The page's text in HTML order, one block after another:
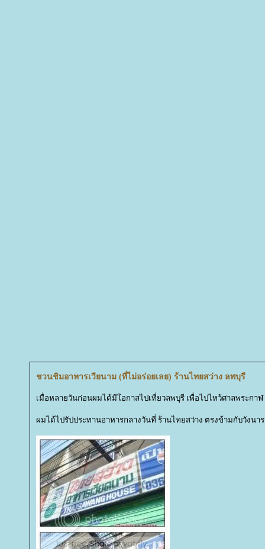
ชวนชิมอาหารเวียนาม (ที่ไม่อร่อยเลย) ร้านไทยสว่าง ลพบุรี
เมื่อหลายวันก่อนผมได้มีโอกาสไปเที่ยวลพบุรี เพื่อไปไหว้ศาลพระกาฬ
ผมได้ไปรัปประทานอาหารกลางวันที่ ร้านไทยสว่าง ตรงข้ามกับวังนา